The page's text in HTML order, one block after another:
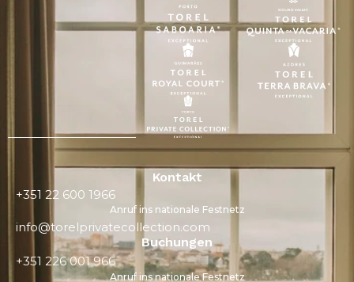
Kontakt
+351 22 600 1966
Anruf ins nationale Festnetz
info@torelprivatecollection.com
Buchungen
+351 226 001 966
Anruf ins nationale Festnetz